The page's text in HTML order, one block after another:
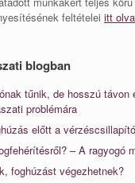
feltételei itt
blogban
tűnik, de hosszú távon
problémára
előtt a
– A ragyogó
foghúzást végezhetnek?